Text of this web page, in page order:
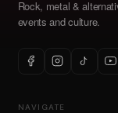
Rock, metal &
events and culture.
NAVIGATE